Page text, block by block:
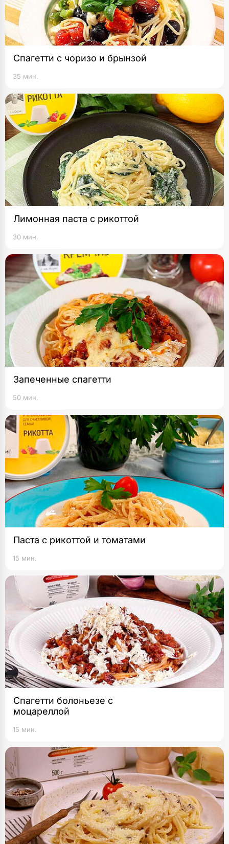
Спагетти с чоризо и брынзой
35 мин.
Лимонная паста с рикоттой
30 мин.
Запеченные спагетти
50 мин.
Паста с рикоттой и томатами
15 мин.
Спагетти болоньезе с
моцареллой
15 мин.